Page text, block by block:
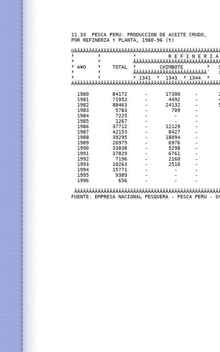
11.33  PESCA PERU: PRODUCCION DE ACEITE CRUDO,
POR REFINERIA Y PLANTA, 1980-96 (t)
³        ³           ³           R E F I N E R I
³        ³
³ A¥O    ³    TOTAL  ³        CHIMBOTE        ³
³        ³
³        ³           ³ 1341  ³  1343  ³ 1344
1980        84172      -      17300     -
1981        71952      -       4492     -
1982        88463      -      24132     -
1983         5783      -        709     -
1984         7225      -         -      -
1985         1267      -         -      -
1986        37712      -      12129     -
1987        42153      -       8427     -
1988        39295      -      18094     -
1989        26975      -       6976     -
1990        33838      -       5298     -
1991        37829      -       6761     -
1992         7196      -       2160     -
1993        10263      -       2510     -
1994        15771      -         -      -
1995         9389      -         -      -
1996          656      -         -      -